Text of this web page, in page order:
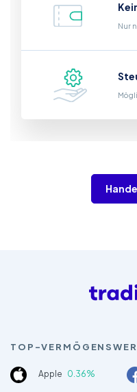
Nur
TOP-
Apple 0.36%